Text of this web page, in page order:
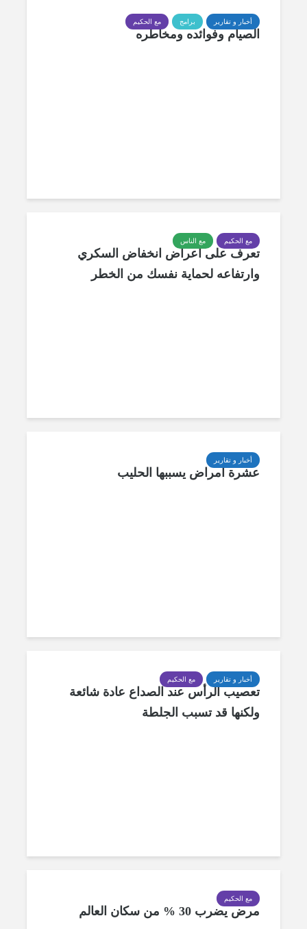
أخبار و تقارير برامج مع الحكيم
الصيام وفوائده ومخاطره
مع الحكيم مع الناس
تعرف على أعراض انخفاض السكري
وارتفاعه لحماية نفسك من الخطر
أخبار و تقارير
عشرة أمراض يسببها الحليب
أخبار و تقارير مع الحكيم
تعصيب الرأس عند الصداع عادة شائعة
ولكنها قد تسبب الجلطة
مع الحكيم
مرض يضرب 30 % من سكان العالم